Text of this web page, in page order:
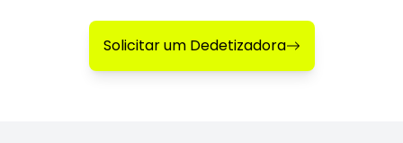
Solicitar um Dedetizadora